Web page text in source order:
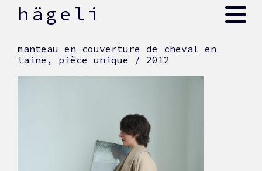
skiphägeli
manteau en couverture de cheval en
laine, pièce unique / 2012